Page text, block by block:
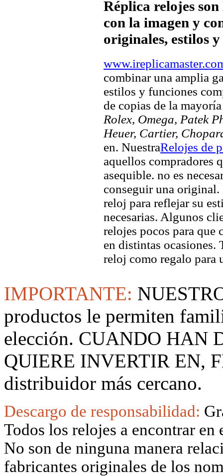
Réplica relojes
con la imagen y
originales, estilos
combinar una amplia
estilos y funciones
de copias de la
Rolex, Omega, Patek
Heuer, Cartier,
en. NuestraRelojes de
aquellos compradores
asequible. no es
conseguir una
reloj para reflejar su
necesarias. Algunos
relojes pocos para que
en distintas ocasiones.
reloj como regalo para
IMPORTANTE:
productos le permiten
elección. CUANDO HAN
QUIERE INVERTIR EN,
distribuidor más cercano.
Descargo de responsabilidad:
Todos los relojes a encontrar
No son de ninguna manera
fabricantes originales de los